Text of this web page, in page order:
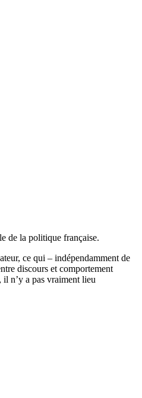
de la politique française.
ce qui – indépendamment de
discours et comportement
il n’y a pas vraiment lieu